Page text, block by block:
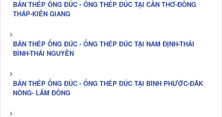
BÁN THÉP ỐNG ĐÚC - ỐNG THÉP ĐÚC TẠI CẦN THƠ-ĐỒNG
THÁP-KIÊN GIANG
BÁN THÉP ỐNG ĐÚC - ỐNG THÉP ĐÚC TẠI NAM ĐỊNH-THÁI
BÌNH-THÁI NGUYÊN
BÁN THÉP ỐNG ĐÚC - ỐNG THÉP ĐÚC TẠI BÌNH PHƯỚC-ĐĂK
NÔNG- LÂM ĐỒNG